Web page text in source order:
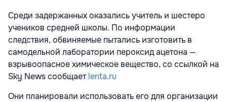
Среди задержанных оказались учитель и шестеро
учеников средней школы. По информации
следствия, обвиняемые пытались изготовить в
самодельной лаборатории пероксид ацетона —
взрывоопасное химическое вещество, со ссылкой на
Sky News сообщаетlenta.ru
Они планировали использовать его для организации